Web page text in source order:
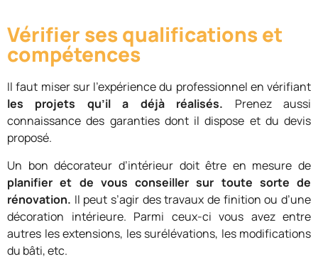
Vérifier ses qualifications et
compétences
Il faut miser sur l’expérience du professionnel en vérifiant
les projets qu’il a déjà réalisés. Prenez aussi
connaissance des garanties dont il dispose et du devis
proposé.
Un bon décorateur d’intérieur doit être en mesure de
planifier et de vous conseiller sur toute sorte de
rénovation. Il peut s’agir des travaux de finition ou d’une
décoration intérieure. Parmi ceux-ci vous avez entre
autres les extensions, les surélévations, les modifications
du bâti, etc.